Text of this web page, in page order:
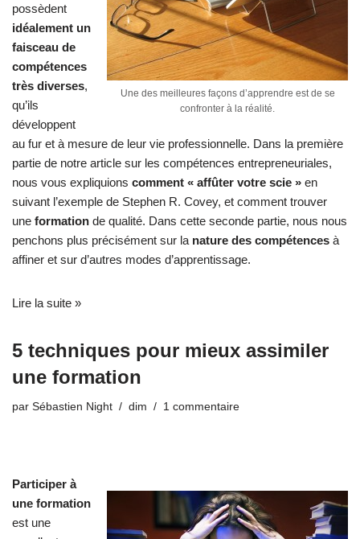
Une des meilleures façons d’apprendre est de se
confronter à la réalité.
possèdent
idéalement un
faisceau de
compétences
très diverses,
qu’ils
développent
au fur et à mesure de leur vie professionnelle. Dans la première
partie de notre article sur les compétences entrepreneuriales,
nous vous expliquions comment « affûter votre scie » en
suivant l’exemple de Stephen R. Covey, et comment trouver
une formation de qualité. Dans cette seconde partie, nous nous
penchons plus précisément sur la nature des compétences à
affiner et sur d’autres modes d’apprentissage.
Lire la suite »
5 techniques pour mieux assimiler
une formation
par Sébastien Night dim 1 commentaire
Participer à
une formation
est une